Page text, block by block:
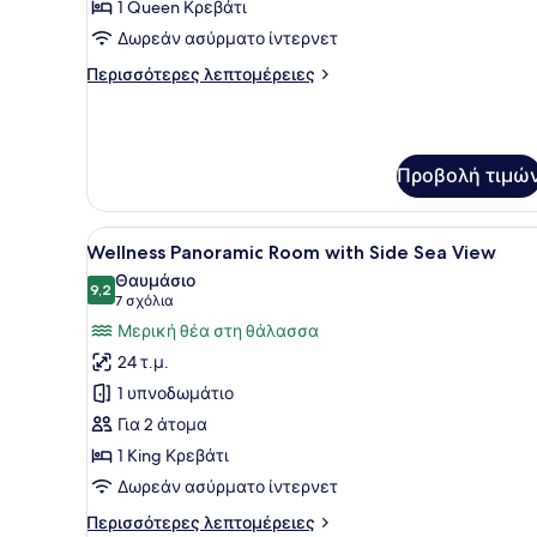
with
Panoramic
Sea
1 Queen Κρεβάτι
Δωρεάν ασύρματο ίντερνετ
Περισσότερες λεπτομέρειες
Περισσότερες
Panoramic
Sea
View
Προβολή
Προβολή
όλων
των
φωτογραφιών
για
Wellness
Panoramic
Room
with
Side
Sea
Ένα δωμάτιο με ένα
16
Wellness Panoramic Room with Side Sea View
9,29,2 στα 10
Θαυμάσιο
7 σχόλια
(7
σχόλια)
Μερική θέα στη θάλασσα
24 τ.μ.
1 υπνοδωμάτιο
Για 2 άτομα
1 King Κρεβάτι
Δωρεάν ασύρματο ίντερνετ
Περισσότερες λεπτομέρειες
Περισσότερες